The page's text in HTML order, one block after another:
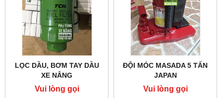
LỌC DẦU, BƠM TAY DẦU
XE NÂNG
Vui lòng gọi
ĐỘI MÓC MASADA 5 TẤN
JAPAN
Vui lòng gọi